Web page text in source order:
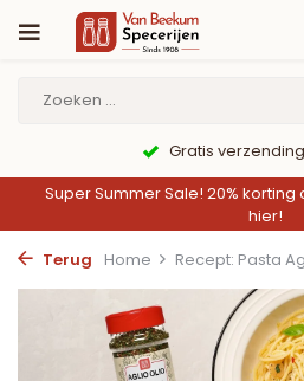
9,6/10
Super Summer Sale! 20%
hier!
Terug
Home Recept: Pasta